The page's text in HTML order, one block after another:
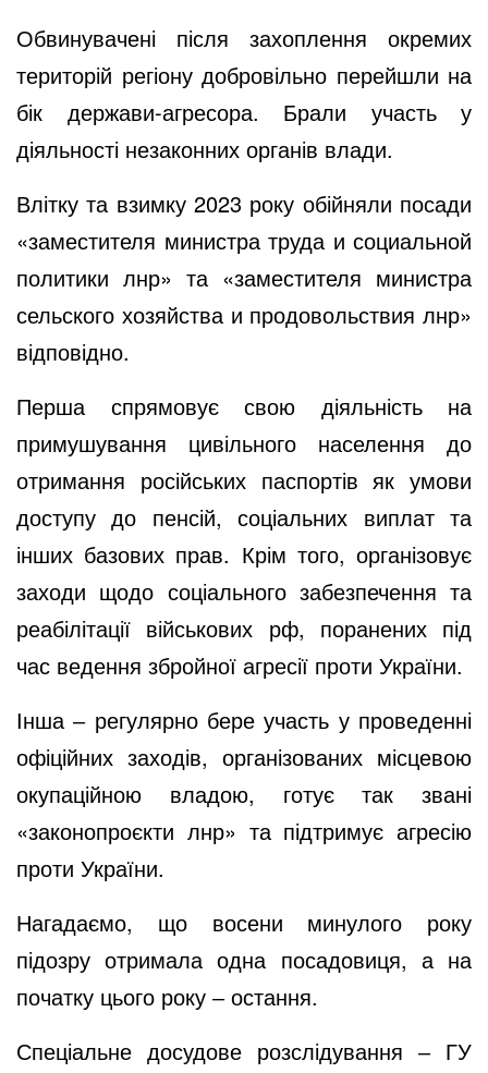
Обвинувачені після захоплення окремих
територій регіону добровільно перейшли на
бік держави-агресора. Брали участь у
діяльності незаконних органів влади.
Влітку та взимку 2023 року обійняли посади
«заместителя министра труда и социальной
политики лнр» та «заместителя министра
сельского хозяйства и продовольствия лнр»
відповідно.
Перша спрямовує свою діяльність на
примушування цивільного населення до
отримання російських паспортів як умови
доступу до пенсій, соціальних виплат та
інших базових прав. Крім того, організовує
заходи щодо соціального забезпечення та
реабілітації військових рф, поранених під
час ведення збройної агресії проти України.
Інша ‒ регулярно бере участь у проведенні
офіційних заходів, організованих місцевою
окупаційною владою, готує так звані
«законопроєкти лнр» та підтримує агресію
проти України.
Нагадаємо, що восени минулого року
підозру отримала одна посадовиця, а на
початку цього року ‒остання.
Спеціальне досудове розслідування ‒ ГУ